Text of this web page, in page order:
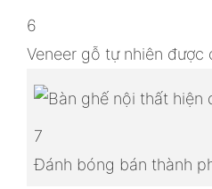
6
Veneer gỗ tự nhiên
7
Đánh bóng bán thành